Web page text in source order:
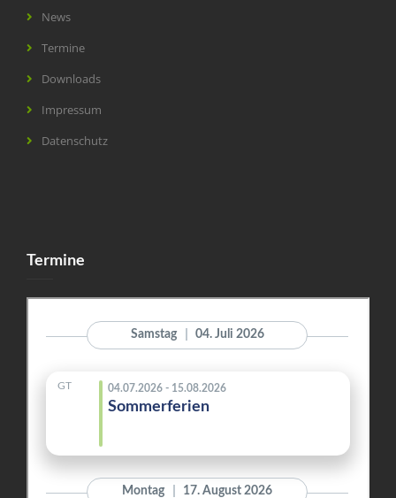
News
Termine
Downloads
Impressum
Datenschutz
Termine